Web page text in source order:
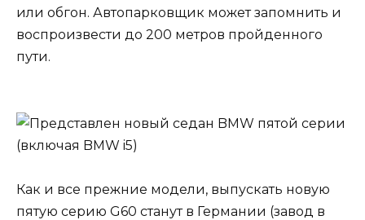
или обгон. Автопарковщик может запомнить и
воспроизвести до 200 метров пройденного
пути.
Как и все прежние модели, выпускать новую
пятую серию G60 станут в Германии (завод в